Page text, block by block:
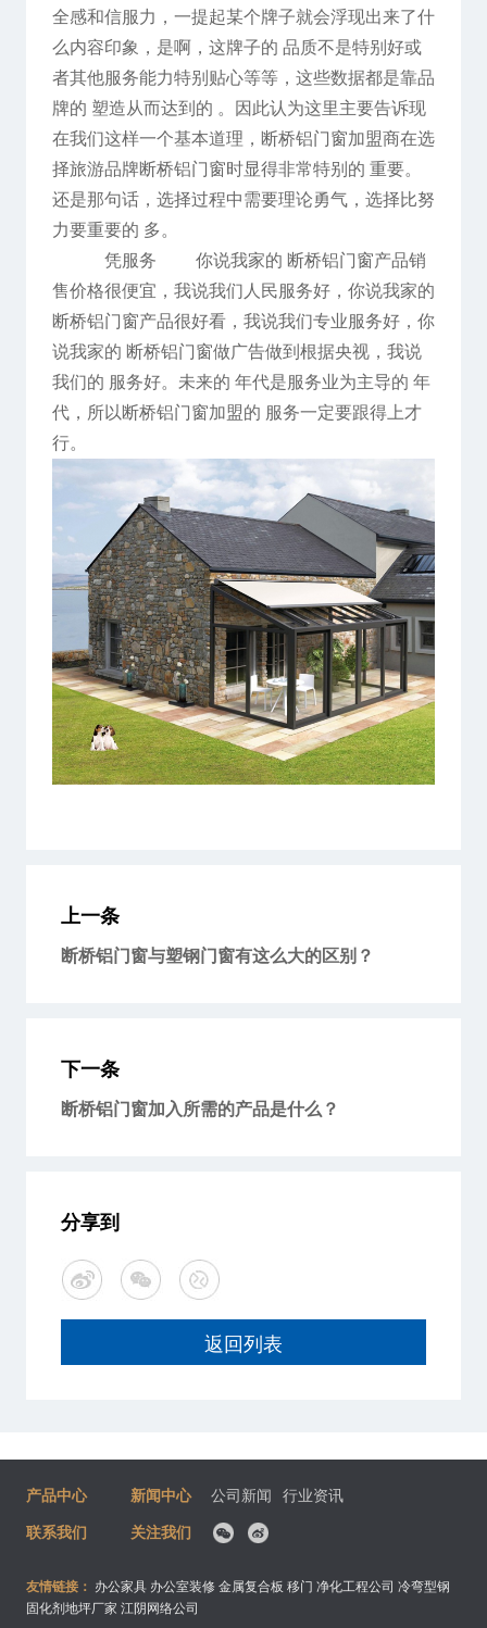
全感和信服力，一提起某个牌子就会浮现出来了什
么内容印象，是啊，这牌子的 品质不是特别好或
者其他服务能力特别贴心等等，这些数据都是靠品
牌的 塑造从而达到的 。因此认为这里主要告诉现
在我们这样一个基本道理，断桥铝门窗加盟商在选
择旅游品牌断桥铝门窗时显得非常特别的 重要。
还是那句话，选择过程中需要理论勇气，选择比努
力要重要的 多。
凭服务 你说我家的 断桥铝门窗产品销
售价格很便宜，我说我们人民服务好，你说我家的
断桥铝门窗产品很好看，我说我们专业服务好，你
说我家的 断桥铝门窗做广告做到根据央视，我说
我们的 服务好。未来的 年代是服务业为主导的 年
代，所以断桥铝门窗加盟的 服务一定要跟得上才
行。
上一条
断桥铝门窗与塑钢门窗有这么大的区别？
下一条
断桥铝门窗加入所需的产品是什么？
分享到
返回列表
产品中心 新闻中心 公司新闻 行业资讯
联系我们
关注我们
友情链接： 办公家具 办公室装修 金属复合板 移门 净化工程公司 冷弯型钢
固化剂地坪厂家 江阴网络公司